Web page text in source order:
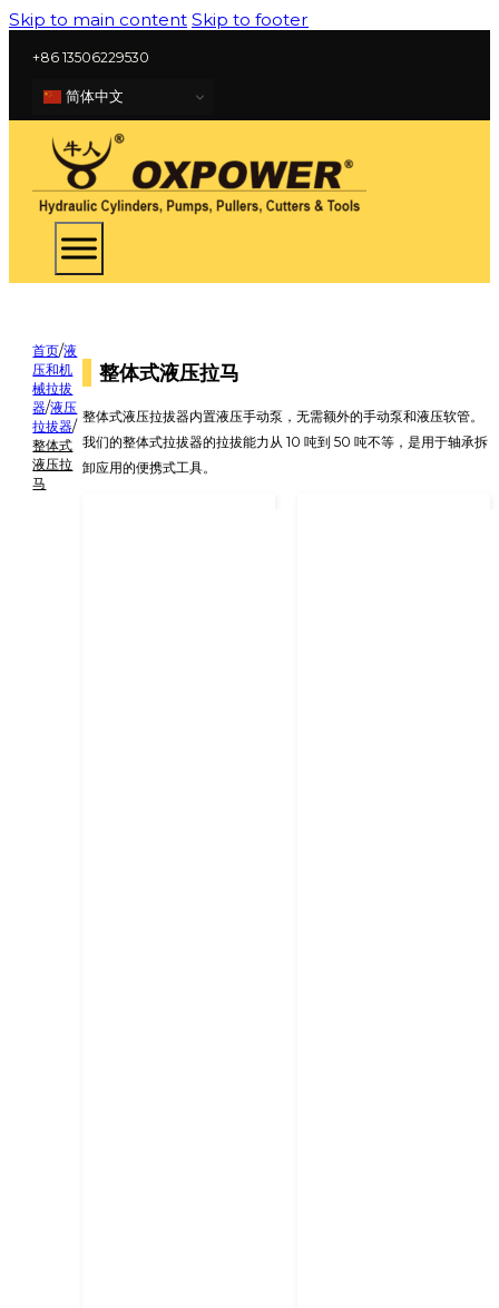
Skip to main content Skip to footer
+86 13506229530
简体中文
首页/液
压和机
械拉拔
器/液压
拉拔器/
整体式
液压拉
马
整体式液压拉马
整体式液压拉拔器内置液压手动泵，无需额外的手动泵和液压软管。
我们的整体式拉拔器的拉拔能力从 10 吨到 50 吨不等，是用于轴承拆
卸应用的便携式工具。